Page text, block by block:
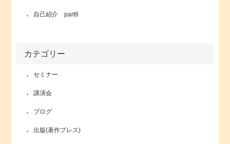
自己紹介 part8
カテゴリー
セミナー
講演会
ブログ
出版(著作プレス)